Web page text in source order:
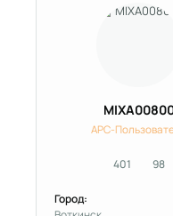
APC-
401сообщения
98
Город: